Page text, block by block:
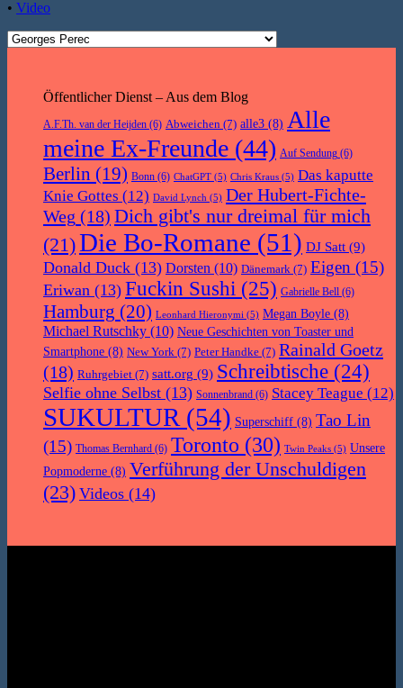
• Video
Öffentlicher Dienst – Aus dem Blog
A.F.Th. van der Heijden (6) Abweichen (7) alle3 (8) Alle
meine Ex-Freunde (44) Auf Sendung (6)
Berlin (19) Bonn (6) ChatGPT (5) Chris Kraus (5) Das kaputte
Knie Gottes (12) David Lynch (5) Der Hubert-Fichte-
Weg (18) Dich gibt's nur dreimal für mich
(21)Die Bo-Romane (51) DJ Satt (9)
Donald Duck (13) Dorsten (10) Dänemark (7) Eigen (15)
Eriwan (13) Fuckin Sushi (25) Gabrielle Bell (6)
Hamburg (20) Leonhard Hieronymi (5) Megan Boyle (8)
Michael Rutschky (10) Neue Geschichten von Toaster und
Smartphone (8) New York (7) Peter Handke (7) Rainald Goetz
(18) Ruhrgebiet (7) satt.org (9) Schreibtische (24)
Selfie ohne Selbst (13) Sonnenbrand (6) Stacey Teague (12)
SUKULTUR (54) Superschiff (8) Tao Lin
(15) Thomas Bernhard (6) Toronto (30) Twin Peaks (5) Unsere
Popmoderne (8) Verführung der Unschuldigen
(23) Videos (14)